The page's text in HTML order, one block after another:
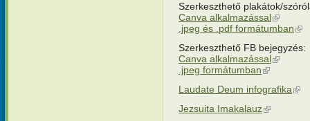
Szerkeszthető plakátok/
Canva alkalmazással(külső
.jpeg és .pdf formátumban
Szerkeszthető FB bejegyzés:
Canva alkalmazással(külső
.jpeg formátumban (külső
Laudate Deum infografika
Jezsuita Imakalauz(külső